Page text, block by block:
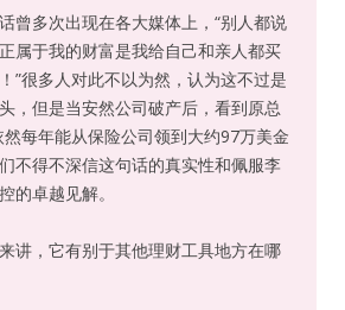
曾多次出现在各大媒体上，“别人都说
属于我的财富是我给自己和亲人都买
”很多人对此不以为然，认为这不过是
，但是当安然公司破产后，看到原总
每年能从保险公司领到大约97万美金
不得不深信这句话的真实性和佩服李
的卓越见解。
讲，它有别于其他理财工具地方在哪